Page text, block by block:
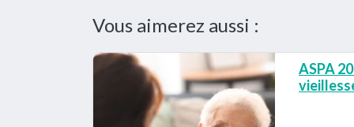
Vous aimerez aussi :
ASPA